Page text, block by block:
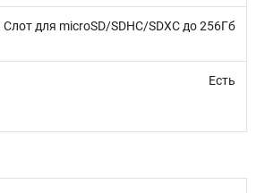
Слот для microSD/SDHC/SDXC до 256Гб
Есть